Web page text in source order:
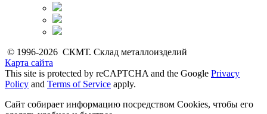
© 1996-2026 СКМТ. Склад металлоизделий
Карта сайта
This site is protected by reCAPTCHA and the Google Privacy
Policy and Terms of Service apply.
Сайт собирает информацию посредством Cookies, чтобы его